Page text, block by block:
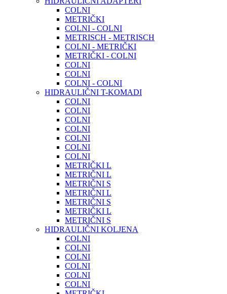
COLNI
METRIČKI
COLNI - COLNI
METRISCH - METRISCH
COLNI - METRIČKI
METRIČKI - COLNI
COLNI
COLNI
COLNI - COLNI
HIDRAULIČNI T-KOMADI
COLNI
COLNI
COLNI
COLNI
COLNI
COLNI
COLNI
METRIČKI L
METRIČNI L
METRIČNI S
METRIČNI L
METRIČNI S
METRIČKI L
METRIČNI S
HIDRAULIČNI KOLJENA
COLNI
COLNI
COLNI
COLNI
COLNI
COLNI